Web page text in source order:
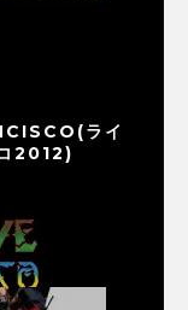
ライ
2012)